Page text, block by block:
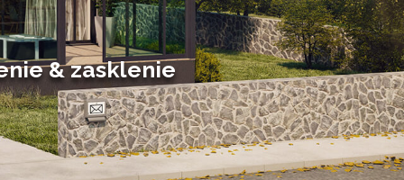
Posuvné zimné záhrady
Solárne zimné záhrady
& zasklenie